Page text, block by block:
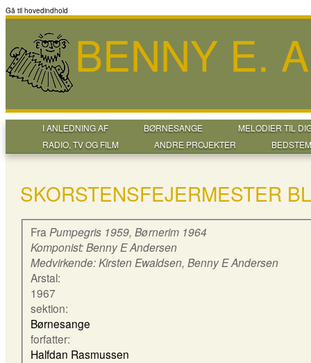
Gå til hovedindhold
BENNY E.
I ANLEDNING AF BØRNESANGE
MELODIER TIL
RADIO, TV OG FILM
ANDRE PROJEKTER
SKORSTENSFEJERMESTER
Fra Pumpegris 1959, Børnerim 1964
Komponist: Benny E Andersen
Medvirkende: Kirsten Ewaldsen, Benny E Andersen
Arstal:
1967
sektion:
Børnesange
forfatter:
Halfdan Rasmussen